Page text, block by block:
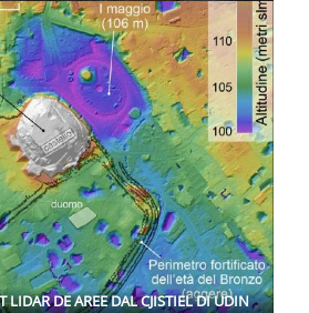
LIDAR DE AREE DAL CJISTIEL DI UDIN